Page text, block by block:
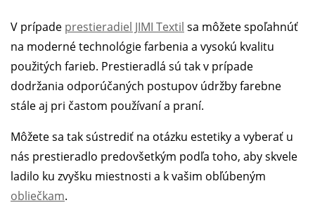
V prípade prestieradiel JIMI Textil sa môžete spoľahnúť
na moderné technológie farbenia a vysokú kvalitu
použitých farieb. Prestieradlá sú tak v prípade
dodržania odporúčaných postupov údržby farebne
stále aj pri častom používaní a praní.
Môžete sa tak sústrediť na otázku estetiky a vyberať u
nás prestieradlo predovšetkým podľa toho, aby skvele
ladilo ku zvyšku miestnosti a k vašim obľúbeným
obliečkam.